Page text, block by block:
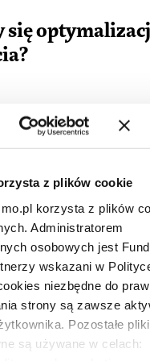
z plików cookie
korzysta z plików
Administratorem
osobowych jest
wskazani w
niezbędne do
strony są zawsze
Pozostałe
są używane w celach:
się